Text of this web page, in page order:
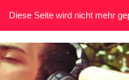
Diese Seite wird nicht mehr